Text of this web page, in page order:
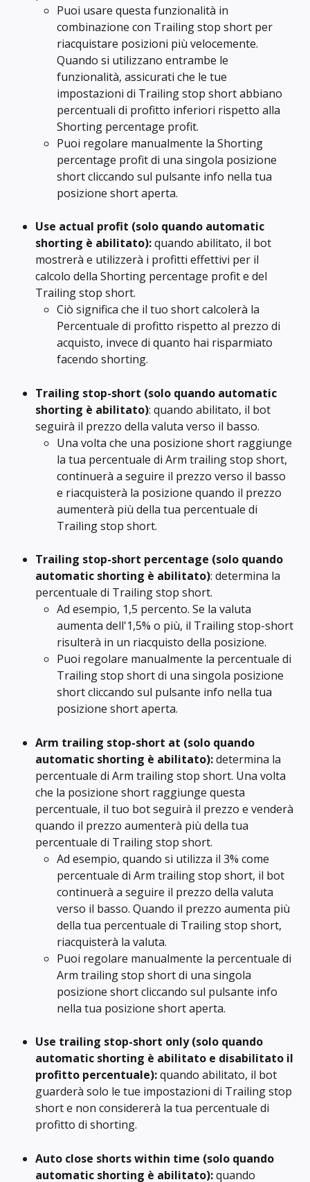
Puoi usare questa funzionalità in
combinazione con Trailing stop short per
riacquistare posizioni più velocemente.
Quando si utilizzano entrambe le
funzionalità, assicurati che le tue
impostazioni di Trailing stop short abbiano
percentuali di profitto inferiori rispetto alla
Shorting percentage profit.
Puoi regolare manualmente la Shorting
percentage profit di una singola posizione
short cliccando sul pulsante info nella tua
posizione short aperta.
Use actual profit (solo quando automatic
shorting è abilitato): quando abilitato, il bot
mostrerà e utilizzerà i profitti effettivi per il
calcolo della Shorting percentage profit e del
Trailing stop short.
Ciò significa che il tuo short calcolerà la
Percentuale di profitto rispetto al prezzo di
acquisto, invece di quanto hai risparmiato
facendo shorting.
Trailing stop-short (solo quando automatic
shorting è abilitato): quando abilitato, il bot
seguirà il prezzo della valuta verso il basso.
Una volta che una posizione short raggiunge
la tua percentuale di Arm trailing stop short,
continuerà a seguire il prezzo verso il basso
e riacquisterà la posizione quando il prezzo
aumenterà più della tua percentuale di
Trailing stop short.
Trailing stop-short percentage (solo quando
automatic shorting è abilitato): determina la
percentuale di Trailing stop short.
Ad esempio, 1,5 percento. Se la valuta
aumenta dell'1,5% o più, il Trailing stop-short
risulterà in un riacquisto della posizione.
Puoi regolare manualmente la percentuale di
Trailing stop short di una singola posizione
short cliccando sul pulsante info nella tua
posizione short aperta.
Arm trailing stop-short at (solo quando
automatic shorting è abilitato): determina la
percentuale di Arm trailing stop short. Una volta
che la posizione short raggiunge questa
percentuale, il tuo bot seguirà il prezzo e venderà
quando il prezzo aumenterà più della tua
percentuale di Trailing stop short.
Ad esempio, quando si utilizza il 3% come
percentuale di Arm trailing stop short, il bot
continuerà a seguire il prezzo della valuta
verso il basso. Quando il prezzo aumenta più
della tua percentuale di Trailing stop short,
riacquisterà la valuta.
Puoi regolare manualmente la percentuale di
Arm trailing stop short di una singola
posizione short cliccando sul pulsante info
nella tua posizione short aperta.
Use trailing stop-short only (solo quando
automatic shorting è abilitato e disabilitato il
profitto percentuale): quando abilitato, il bot
guarderà solo le tue impostazioni di Trailing stop
short e non considererà la tua percentuale di
profitto di shorting.
Auto close shorts within time (solo quando
automatic shorting è abilitato): quando